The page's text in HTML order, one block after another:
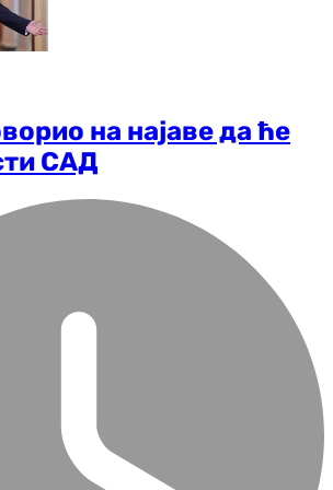
на најаве да ће
САД